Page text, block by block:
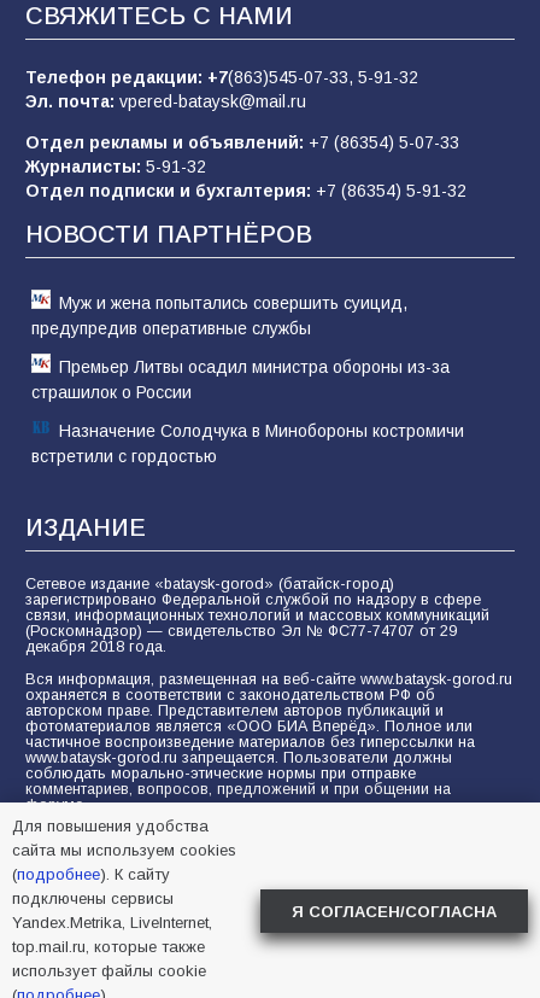
заявления о мобилизации — это
пропагандистский вброс
85 01.08.2026
«Слухами Москву не возьмёшь»: почему
заявления Киева о мобилизации — это
отчаяние, а не разведка
81 02.08.2026
СВЯЖИТЕСЬ С НАМИ
Телефон редакции: +7(863)545-07-33, 5-91-32
Эл. почта: vpered-bataysk@mail.ru
Отдел рекламы и объявлений: +7 (86354) 5-07-33
Журналисты: 5-91-32
Отдел подписки и бухгалтерия: +7 (86354) 5-91-32
НОВОСТИ ПАРТНЁРОВ
Муж и жена попытались совершить суицид,
предупредив оперативные службы
Премьер Литвы осадил министра обороны из-за
страшилок о России
Назначение Солодчука в Минобороны костромичи
встретили с гордостью
ИЗДАНИЕ
Сетевое издание «bataysk-gorod» (батайск-город)
зарегистрировано Федеральной службой по надзору в сфере
связи, информационных технологий и массовых коммуникаций
(Роскомнадзор) — свидетельство Эл № ФС77-74707 от 29
декабря 2018 года.
Вся информация, размещенная на веб-сайте www.bataysk-gorod.ru
охраняется в соответствии с законодательством РФ об
авторском праве. Представителем авторов публикаций и
фотоматериалов является «ООО БИА Вперёд». Полное или
частичное воспроизведение материалов без гиперссылки на
www.bataysk-gorod.ru запрещается. Пользователи должны
соблюдать морально-этические нормы при отправке
комментариев, вопросов, предложений и при общении на
форуме.
Политика конфиденциальности и защиты информации
Согласие на обработку персональных данных с помощью
сервисов Yandex.Metrika, LiveInternet, top.mail.ru
© 2005-2026 БИА «ВПЕРЕД»
Для повышения удобства
сайта мы используем cookies
(подробнее). К сайту
подключены сервисы
Yandex.Metrika, LiveInternet,
top.mail.ru, которые также
использует файлы cookie
Я СОГЛАСЕН/СОГЛАСНА